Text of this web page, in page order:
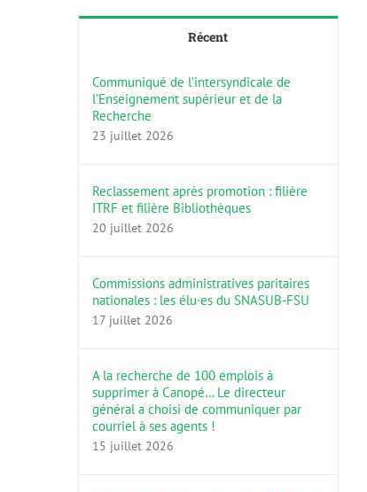
Récent
Communiqué de l’intersyndicale de
l’Enseignement supérieur et de la
Recherche
23 juillet 2026
Reclassement après promotion : filière
ITRF et filière Bibliothèques
20 juillet 2026
Commissions administratives paritaires
nationales : les élu·es du SNASUB-FSU
17 juillet 2026
A la recherche de 100 emplois à
supprimer à Canopé… Le directeur
général a choisi de communiquer par
courriel à ses agents !
15 juillet 2026